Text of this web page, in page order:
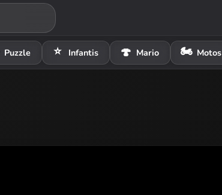
Puzzle ⭐ Infantis 🍄 Mario 🏍️ Motos